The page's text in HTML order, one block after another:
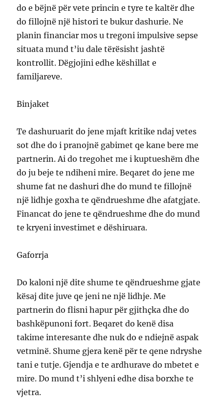
do e bëjnë për vete princin e tyre te kaltër dhe
do fillojnë një histori te bukur dashurie. Ne
planin financiar mos u tregoni impulsive sepse
situata mund t’iu dale tërësisht jashtë
kontrollit. Dëgjojini edhe këshillat e
familjareve.
Binjaket
Te dashuruarit do jene mjaft kritike ndaj vetes
sot dhe do i pranojnë gabimet qe kane bere me
partnerin. Ai do tregohet me i kuptueshëm dhe
do ju beje te ndiheni mire. Beqaret do jene me
shume fat ne dashuri dhe do mund te fillojnë
një lidhje goxha te qëndrueshme dhe afatgjate.
Financat do jene te qëndrueshme dhe do mund
te kryeni investimet e dëshiruara.
Gaforrja
Do kaloni një dite shume te qëndrueshme gjate
kësaj dite juve qe jeni ne një lidhje. Me
partnerin do flisni hapur për gjithçka dhe do
bashkëpunoni fort. Beqaret do kenë disa
takime interesante dhe nuk do e ndiejnë aspak
vetminë. Shume gjera kenë për te qene ndryshe
tani e tutje. Gjendja e te ardhurave do mbetet e
mire. Do mund t’i shlyeni edhe disa borxhe te
vjetra.